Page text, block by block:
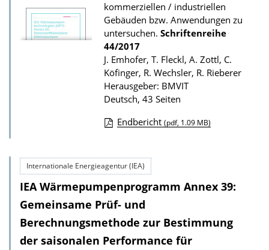
u
r
P
u
b
l
k
t
i
o
n
kommerziellen / industriellen
Gebäuden bzw. Anwendungen zu
untersuchen. Schriftenreihe
44/2017
J. Emhofer, T. Fleckl, A. Zottl, C.
Köfinger, R. Wechsler, R. Rieberer
Herausgeber: BMVIT
Deutsch, 43 Seiten
w
n
l
o
a
Endbericht (pdf, 1.09 MB)
Internationale Energieagentur (IEA)
IEA Wärmepumpenprogramm Annex 39:
Gemeinsame Prüf- und
Berechnungsmethode zur Bestimmung
der saisonalen Performance für